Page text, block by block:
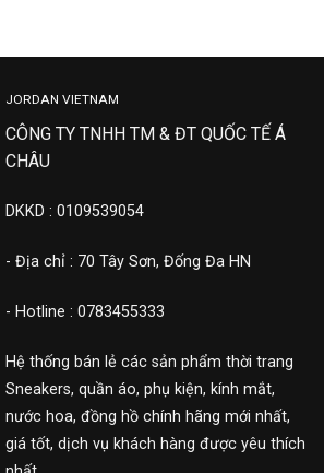
JORDAN VIETNAM
CÔNG TY TNHH TM & ĐT QUỐC TẾ Á
CHÂU
DKKD : 0109539054
- Địa chỉ : 70 Tây Sơn, Đống Đa HN
- Hotline : 0783455333
Hệ thống bán lẻ các sản phẩm thời trang
Sneakers, quần áo, phụ kiện, kính mắt,
nước hoa, đồng hồ chính hãng mới nhất,
giá tốt, dịch vụ khách hàng được yêu thích